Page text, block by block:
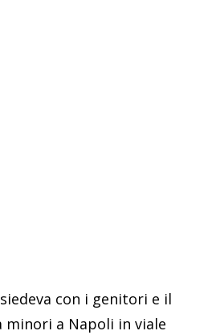
con i genitori e il
a Napoli in viale